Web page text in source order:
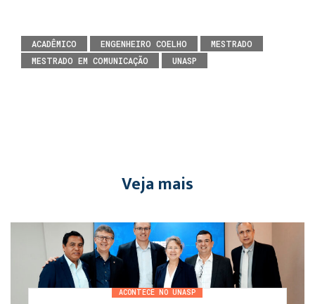
ACADÊMICO ENGENHEIRO COELHO
MESTRADO
MESTRADO EM COMUNICAÇÃO
UNASP
Veja mais
ACONTECE NO UNASP